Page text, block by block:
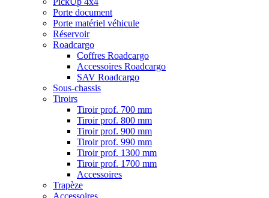
Porte document
Porte matériel véhicule
Réservoir
Roadcargo
Coffres Roadcargo
Accessoires Roadcargo
SAV Roadcargo
Sous-chassis
Tiroirs
Tiroir prof. 700 mm
Tiroir prof. 800 mm
Tiroir prof. 900 mm
Tiroir prof. 990 mm
Tiroir prof. 1300 mm
Tiroir prof. 1700 mm
Accessoires
Trapèze
Accessoires